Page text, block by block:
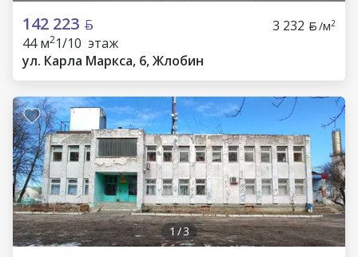
142 223 3 232 /м2
44 м21/10 этаж
ул. Карла Маркса, 6, Жлобин
1/3